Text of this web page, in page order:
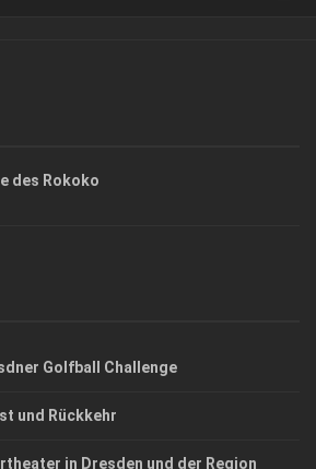
des Rokoko
Golfball Challenge
und Rückkehr
in Dresden und der Region